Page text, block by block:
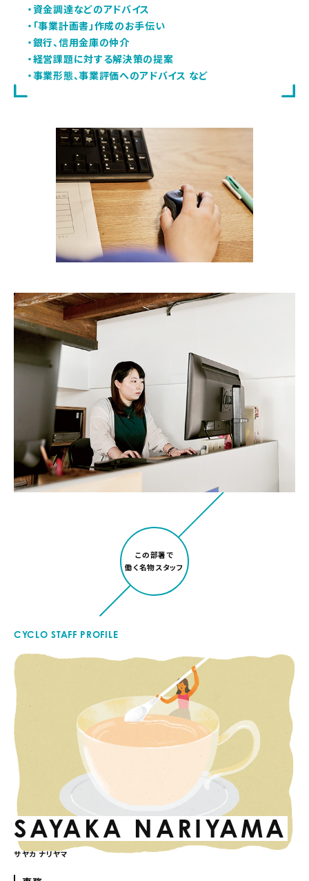
・資金調達などのアドバイス
・「事業計画書」作成のお手伝い
・銀行、信用金庫の仲介
・経営課題に対する解決策の提案
・事業形態、事業評価へのアドバイス など
この部署で
働く名物スタッフ
CYCLO STAFF PROFILE
SAYAKA NARIYAMA
サヤカ ナリヤマ